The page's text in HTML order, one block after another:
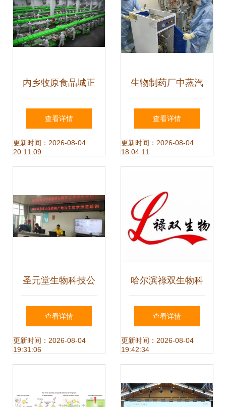
内乡牧原食品城正
式投入运行 一期投
资5亿元，年屠宰
猪，推动生物技术
开发
查看详情
更新时间：2026-08-04
20:11:09
生物制药厂中蒸汽
辅助川贝枇杷膏生
产的生物技术开发
查看详情
更新时间：2026-08-04
18:04:11
圣元堂生物科技公
司技术人员深入乡
村助推生物技术落
查看详情
更新时间：2026-08-04
19:31:06
哈尔滨祿双生物科
技 引领生物技术开
发新篇章
查看详情
更新时间：2026-08-04
19:42:34